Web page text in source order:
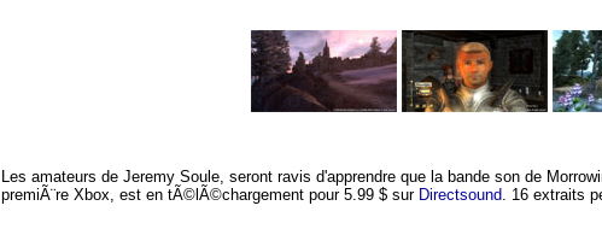
Les amateurs de Jeremy Soule, seront ravis d'apprendre que la bande son de
premiÃ¨re Xbox, est en tÃ©lÃ©chargement pour 5.99 $ sur Directsound. 16 extraits